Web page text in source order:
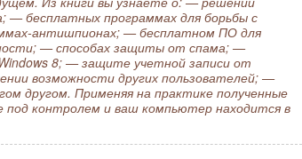
бесплатных программах для борьбы с
антишпионах; — бесплатном ПО для
— способах защиты от спама; —
8; — защите учетной записи от
возможности других пользователей; —
другом. Применяя на практике полученные
под контролем и ваш компьютер находится в